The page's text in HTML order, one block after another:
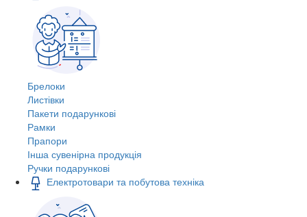
Брелоки
Листівки
Пакети подарункові
Рамки
Прапори
Інша сувенірна продукція
Ручки подарункові
Електротовари та побутова техніка